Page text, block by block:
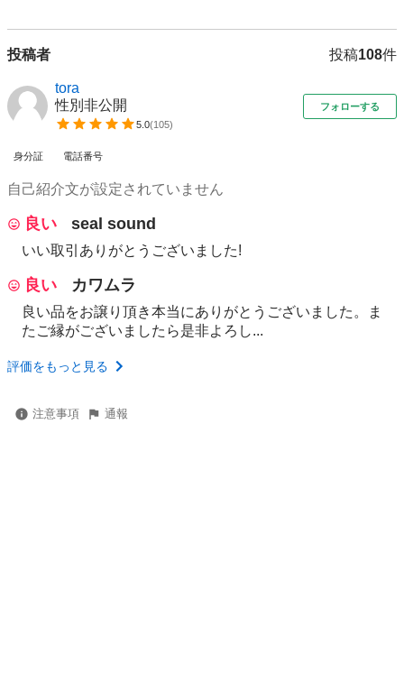
投稿者 投稿108件
tora
性別非公開
5.0(105)
フォローする
身分証 電話番号
自己紹介文が設定されていません
良い seal sound
いい取引ありがとうございました!
良い カワムラ
良い品をお譲り頂き本当にありがとうございました。ま
たご縁がございましたら是非よろし...
評価をもっと見る
注意事項 通報